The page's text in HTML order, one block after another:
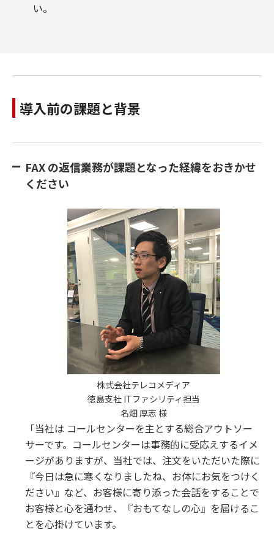
い。
導入前の課題と背景
FAX の返信業務が課題となった経緯をおきかせ
ください
株式会社テレコメディア
徳島支社 ITファシリティ担当
名畑 厚志 様
「当社は コールセンターを主とする総合アウトソー
サーです。コールセンターは事務的に受応えするイメ
ージがありますが、当社では、注文をいただいた際に
『今日は急に寒くなりましたね、お体にお気をつけく
ださい』など、お客様に寄り添った会話をすることで
お客様と心を通わせ、『おもてなしの心』を届けるこ
とを心掛けています。